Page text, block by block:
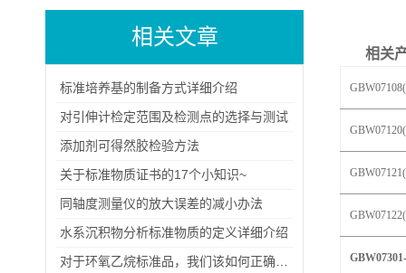
相关文章
标准培养基的制备方式详细介绍
对引伸计检定范围及检测点的选择与测试
添加剂可得然胶检验方法
关于标准物质证书的17个小知识~
同轴度测量仪的放大误差的减小办法
水系沉积物分析标准物质的定义详细介绍
相关